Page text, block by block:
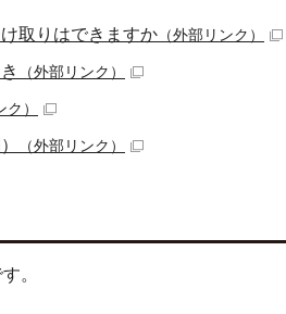
取りはできますか （外部リンク）
（外部リンク）
ク）
（外部リンク）
。